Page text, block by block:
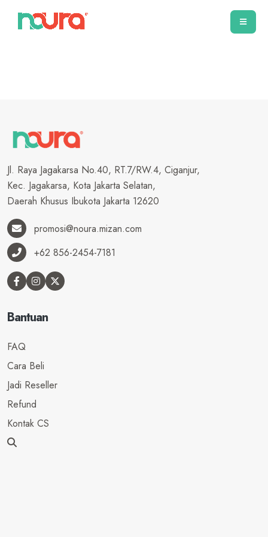
Jl. Raya Jagakarsa No.40, RT.7/RW.4, Ciganjur,
Kec. Jagakarsa, Kota Jakarta Selatan,
Daerah Khusus Ibukota Jakarta 12620
promosi@noura.mizan.com
+62 856-2454-7181
Bantuan
FAQ
Cara Beli
Jadi Reseller
Refund
Kontak CS